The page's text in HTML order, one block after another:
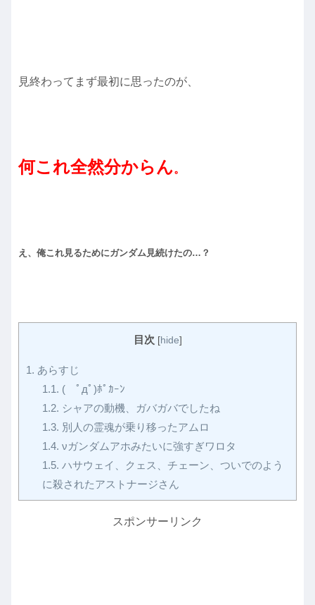
見終わってまず最初に思ったのが、
何これ全然分からん。
え、俺これ見るためにガンダム見続けたの…？
目次 [hide]
1. あらすじ
1.1. ( ﾟдﾟ)ﾎﾟｶｰﾝ
1.2. シャアの動機、ガバガバでしたね
1.3. 別人の霊魂が乗り移ったアムロ
1.4. νガンダムアホみたいに強すぎワロタ
1.5. ハサウェイ、クェス、チェーン、ついでのよう
に殺されたアストナージさん
スポンサーリンク